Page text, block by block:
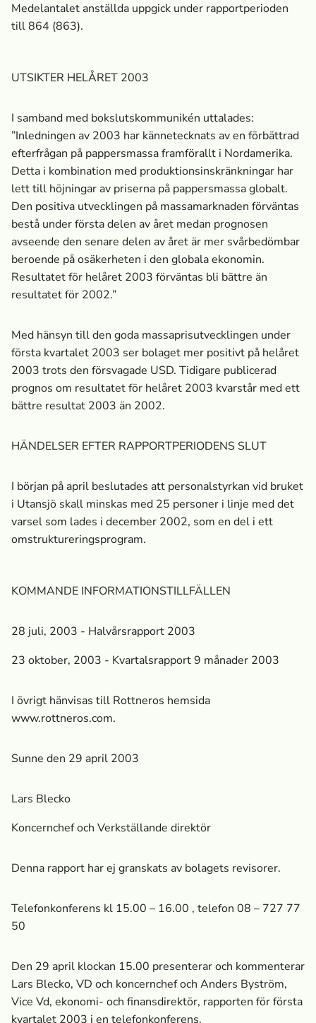
Medelantalet anställda uppgick under rapportperioden
till 864 (863).
UTSIKTER HELÅRET 2003
I samband med bokslutskommunikén uttalades:
”Inledningen av 2003 har kännetecknats av en förbättrad
efterfrågan på pappersmassa­ framförallt i Nordamerika.
Detta i kombination med produktionsinskränkningar har
lett till höjningar av priserna på pappersmassa­ globalt.
Den positiva utvecklingen på massa­marknaden förväntas
bestå under första delen av året medan prognosen
avseende den senare delen av året är mer svårbedömbar
beroende på osäkerheten i den globala ekonomin.
Resultatet för helåret 2003 förväntas bli bättre än
resultatet för 2002.”
Med hänsyn till den goda massa­prisutvecklingen under
första kvartalet 2003 ser bolaget mer positivt på helåret
2003 trots den försvagade USD. Tidigare publicerad
prognos om resultatet för helåret 2003 kvarstår med ett
bättre resultat 2003 än 2002.
HÄNDELSER EFTER RAPPORTPERIODENS SLUT
I början på april beslutades att personalstyrkan vid bruket
i Utansjö skall minskas med 25 personer i linje med det
varsel som lades i december 2002, som en del i ett
omstruktureringsprogram.
KOMMANDE INFORMATIONSTILLFÄLLEN
28 juli, 2003 - Halvårsrapport 2003
23 oktober, 2003 - Kvartalsrapport 9 månader 2003
I övrigt hänvisas till Rottneros hemsida
www.rottneros.com.
Sunne den 29 april 2003
Lars Blecko
Koncernchef och Verkställande direktör
Denna rapport har ej granskats av bolagets revisorer.
Telefonkonferens kl 15.00 – 16.00 , telefon 08 – 727 77
50
Den 29 april klockan 15.00 presenterar och kommenterar
Lars Blecko, VD och koncernchef och Anders Byström,
Vice Vd, ekonomi- och finansdirektör, rapporten för första
kvartalet 2003 i en telefonkonferens.